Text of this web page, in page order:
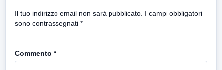
Il tuo indirizzo email non sarà pubblicato. I campi obbligatori
sono contrassegnati *
Commento *